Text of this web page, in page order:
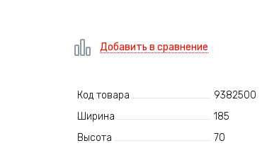
Добавить в сравнение
Код товара
9382500
Ширина
185
Высота
70